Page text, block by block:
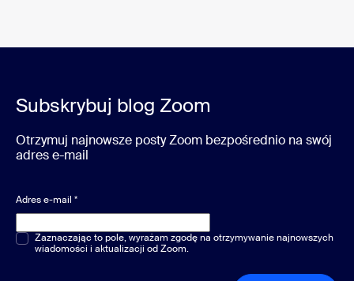
Subskrybuj blog Zoom
Otrzymuj najnowsze posty Zoom bezpośrednio na swój
adres e-mail
Adres e-mail *
Pytania jednokrotnego lub wielokrotnego wyboru*
Zaznaczając to pole, wyrażam zgodę na otrzymywanie najnowszych
wiadomości i aktualizacji od Zoom.